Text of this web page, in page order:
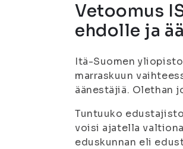
Vetoomus
ehdolle ja
Itä-Suomen
marraskuun
äänestäjiä. Olethan
Tuntuuko
voisi ajatella
eduskunnan eli